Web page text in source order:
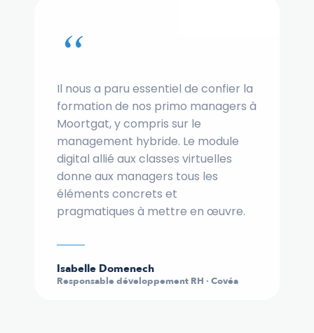
“
Il nous a paru essentiel de confier la
formation de nos primo managers à
Moortgat, y compris sur le
management hybride. Le module
digital allié aux classes virtuelles
donne aux managers tous les
éléments concrets et
pragmatiques à mettre en œuvre.
Isabelle Domenech
Responsable développement RH · Covéa